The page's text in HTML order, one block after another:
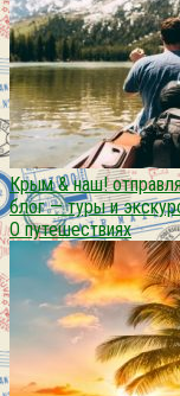
Крым & наш!
блог — туры и
О путешествиях